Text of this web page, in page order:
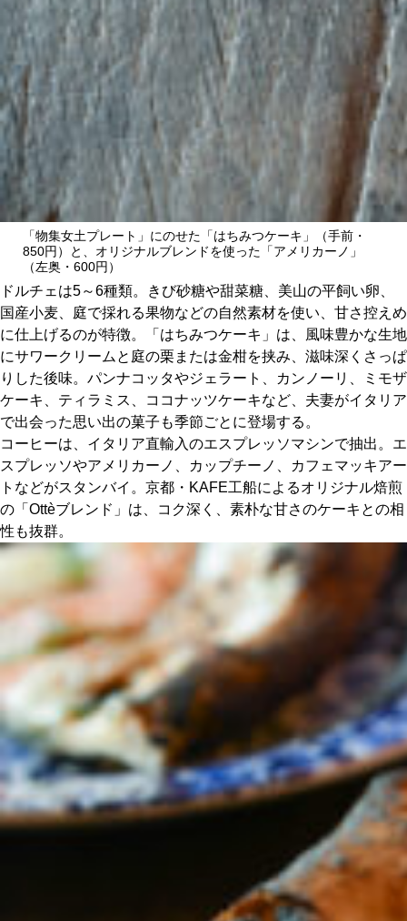
「物集女土プレート」にのせた「はちみつケーキ」（手前・
850円）と、オリジナルブレンドを使った「アメリカーノ」
（左奥・600円）
ドルチェは5～6種類。きび砂糖や甜菜糖、美山の平飼い卵、
国産小麦、庭で採れる果物などの自然素材を使い、甘さ控えめ
に仕上げるのが特徴。「はちみつケーキ」は、風味豊かな生地
にサワークリームと庭の栗または金柑を挟み、滋味深くさっぱ
りした後味。パンナコッタやジェラート、カンノーリ、ミモザ
ケーキ、ティラミス、ココナッツケーキなど、夫妻がイタリア
で出会った思い出の菓子も季節ごとに登場する。
コーヒーは、イタリア直輸入のエスプレッソマシンで抽出。エ
スプレッソやアメリカーノ、カップチーノ、カフェマッキアー
トなどがスタンバイ。京都・KAFE工船によるオリジナル焙煎
の「Ottèブレンド」は、コク深く、素朴な甘さのケーキとの相
性も抜群。